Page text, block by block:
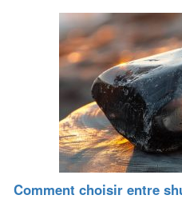
Comment choisir entre